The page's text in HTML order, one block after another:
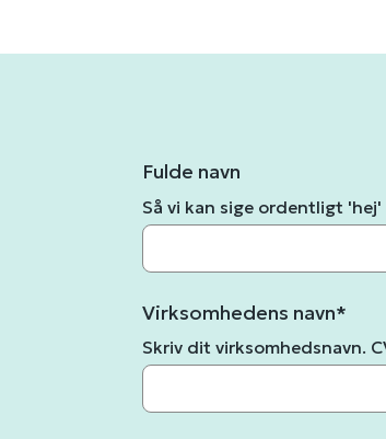
Fulde navn
Så vi kan sige ordentligt 'hej'
Virksomhedens navn*
Skriv dit virksomhedsnavn.